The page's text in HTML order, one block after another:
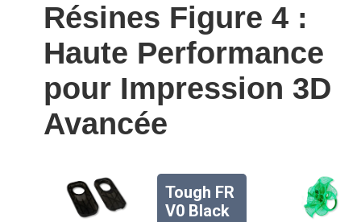
Résines Figure 4 :
Haute Performance
pour Impression 3D
Avancée
Tough FR
V0 Black